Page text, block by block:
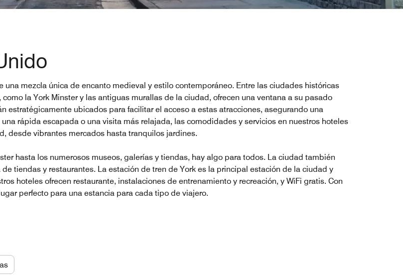
una mezcla única de encanto medieval y estilo contemporáneo. Entre las ciudades históricas
la York Minster y las antiguas murallas de la ciudad, ofrecen una ventana a su pasado
estratégicamente ubicados para facilitar el acceso a estas atracciones, asegurando una
rápida escapada o una visita más relajada, las comodidades y servicios en nuestros hoteles
desde vibrantes mercados hasta tranquilos jardines.
hasta los numerosos museos, galerías y tiendas, hay algo para todos. La ciudad también
tiendas y restaurantes. La estación de tren de York es la principal estación de la ciudad y
hoteles ofrecen restaurante, instalaciones de entrenamiento y recreación, y WiFi gratis. Con
perfecto para una estancia para cada tipo de viajero.